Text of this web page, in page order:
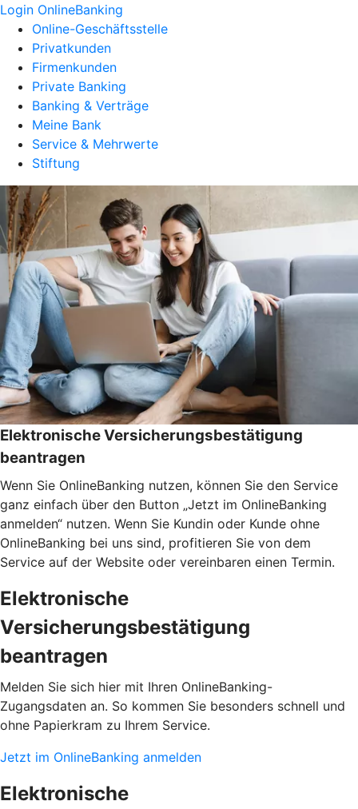
Login OnlineBanking
Online-Geschäftsstelle
Privatkunden
Firmenkunden
Private Banking
Banking & Verträge
Meine Bank
Service & Mehrwerte
Stiftung
Elektronische Versicherungsbestätigung
beantragen
Wenn Sie OnlineBanking nutzen, können Sie den Service
ganz einfach über den Button „Jetzt im OnlineBanking
anmelden“ nutzen. Wenn Sie Kundin oder Kunde ohne
OnlineBanking bei uns sind, profitieren Sie von dem
Service auf der Website oder vereinbaren einen Termin.
Elektronische
Versicherungsbestätigung
beantragen
Melden Sie sich hier mit Ihren OnlineBanking-
Zugangsdaten an. So kommen Sie besonders schnell und
ohne Papierkram zu Ihrem Service.
Jetzt im OnlineBanking anmelden
Elektronische